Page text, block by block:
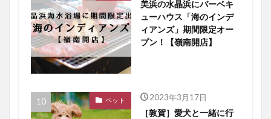
美浜の水晶浜にバーベキ
ューハウス「海のインデ
ィアンズ」期間限定オー
プン！【嶺南開店】
ペット 2023年3月17日
［敦賀］愛犬と一緒に行